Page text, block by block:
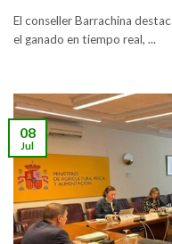
El conseller Barrachina
el ganado en tiempo real, ...
08
Jul